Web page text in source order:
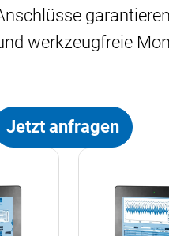
werkzeugfreie
Jetzt anfragen